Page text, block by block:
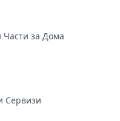
Части за Дома
Сервизи